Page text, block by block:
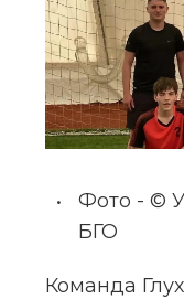
Фото - ©
БГО
Команда